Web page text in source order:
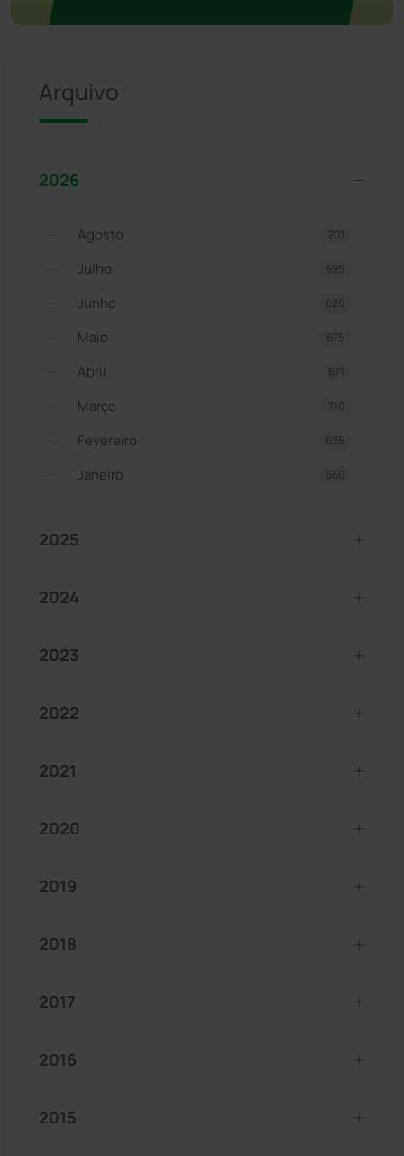
Arquivo
2026
Agosto 201
Julho 695
Junho 620
Maio 675
Abril 671
Março 710
Fevereiro 625
Janeiro 660
2025
2024
2023
2022
2021
2020
2019
2018
2017
2016
2015